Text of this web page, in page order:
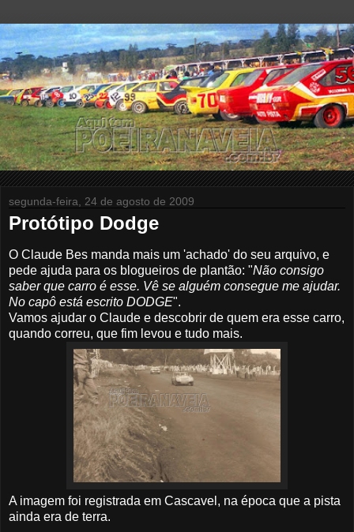
segunda-feira, 24 de agosto de 2009
Protótipo Dodge
O Claude Bes manda mais um 'achado' do seu arquivo, e
pede ajuda para os blogueiros de plantão: "Não consigo
saber que carro é esse. Vê se alguém consegue me ajudar.
No capô está escrito DODGE".
Vamos ajudar o Claude e descobrir de quem era esse carro,
quando correu, que fim levou e tudo mais.
A imagem foi registrada em Cascavel, na época que a pista
ainda era de terra.